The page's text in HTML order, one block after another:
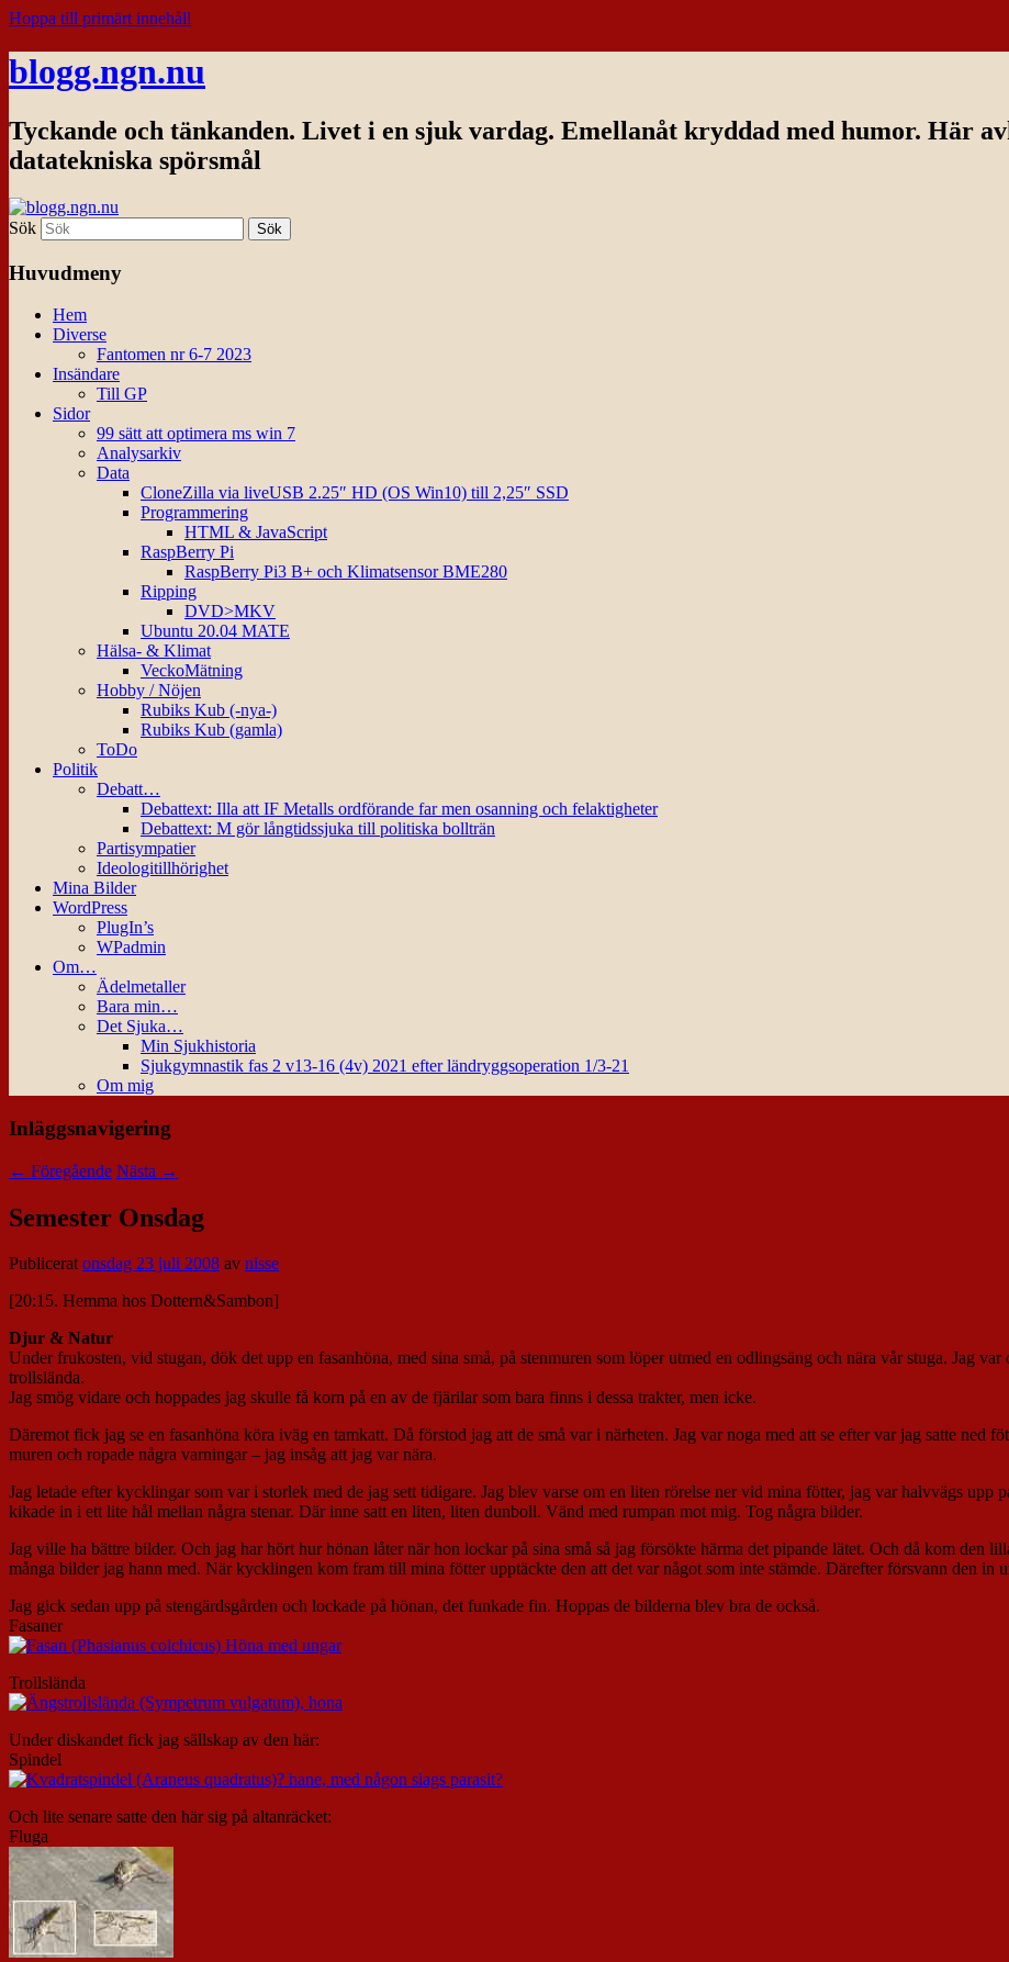
Hoppa till primärt innehåll
blogg.ngn.nu
Tyckande och tänkanden. Livet i en sjuk vardag. Emellanåt kryddad med humor. Här
datatekniska spörsmål
Sök
Huvudmeny
Hem
Diverse
Fantomen nr 6-7 2023
Insändare
Till GP
Sidor
99 sätt att optimera ms win 7
Analysarkiv
Data
CloneZilla via liveUSB 2.25″ HD (OS Win10) till 2,25″ SSD
Programmering
HTML & JavaScript
RaspBerry Pi
RaspBerry Pi3 B+ och Klimatsensor BME280
Ripping
DVD>MKV
Ubuntu 20.04 MATE
Hälsa- & Klimat
VeckoMätning
Hobby / Nöjen
Rubiks Kub (-nya-)
Rubiks Kub (gamla)
ToDo
Politik
Debatt…
Debattext: Illa att IF Metalls ordförande far men osanning och felaktigheter
Debattext: M gör långtidssjuka till politiska bollträn
Partisympatier
Ideologitillhörighet
Mina Bilder
WordPress
PlugIn’s
WPadmin
Om…
Ädelmetaller
Bara min…
Det Sjuka…
Min Sjukhistoria
Sjukgymnastik fas 2 v13-16 (4v) 2021 efter ländryggsoperation 1/3-21
Om mig
Inläggsnavigering
← Föregående Nästa →
Semester Onsdag
Publiceratonsdag 23 juli 2008 av nisse
[20:15. Hemma hos Dottern&Sambon]
Djur & Natur
Under frukosten, vid stugan, dök det upp en fasanhöna, med sina små, på stenmuren som löper utmed en odlingsäng och nära vår stuga. Jag
trollslända.
Jag smög vidare och hoppades jag skulle få korn på en av de fjärilar som bara finns i dessa trakter, men icke.
Däremot fick jag se en fasanhöna köra iväg en tamkatt. Då förstod jag att de små var i närheten. Jag var noga med att se efter var jag satte ned
muren och ropade några varningar – jag insåg att jag var nära.
Jag letade efter kycklingar som var i storlek med de jag sett tidigare. Jag blev varse om en liten rörelse ner vid mina fötter, jag var halvvägs upp
kikade in i ett lite hål mellan några stenar. Där inne satt en liten, liten dunboll. Vänd med rumpan mot mig. Tog några bilder.
Jag ville ha bättre bilder. Och jag har hört hur hönan låter när hon lockar på sina små så jag försökte härma det pipande lätet. Och då kom den
många bilder jag hann med. När kycklingen kom fram till mina fötter upptäckte den att det var något som inte stämde. Därefter försvann den in
Jag gick sedan upp på stengärdsgården och lockade på hönan, det funkade fin. Hoppas de bilderna blev bra de också.
Fasaner
Trollslända
Under diskandet fick jag sällskap av den här:
Spindel
Och lite senare satte den här sig på altanräcket:
Fluga